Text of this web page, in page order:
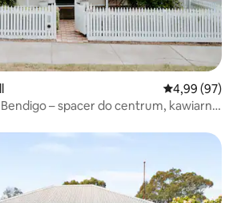
Średnia
4,99 (97)
– spacer do centrum, kawiarni